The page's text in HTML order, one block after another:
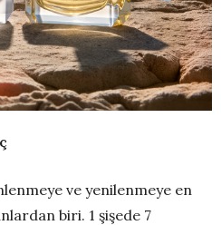
ve yenilenmeye en
biri. 1 şişede 7